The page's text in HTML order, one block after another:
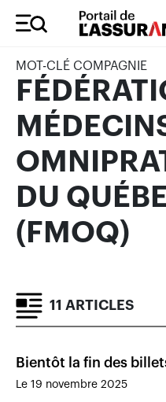
MOT-CLÉ COMPAGNIE
DU
(FMOQ)
11 ARTICLES
Bientôt la fin des
médicaux parfois
Le 19 novembre 2025